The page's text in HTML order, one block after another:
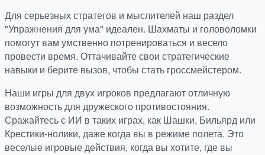
Для серьезных стратегов и мыслителей наш раздел
"Упражнения для ума" идеален. Шахматы и головоломки
помогут вам умственно потренироваться и весело
провести время. Оттачивайте свои стратегические
навыки и берите вызов, чтобы стать гроссмейстером.
Наши игры для двух игроков предлагают отличную
возможность для дружеского противостояния.
Сражайтесь с ИИ в таких играх, как Шашки, Бильярд или
Крестики-нолики, даже когда вы в режиме полета. Это
веселые игровые действия, когда вы хотите, где вы